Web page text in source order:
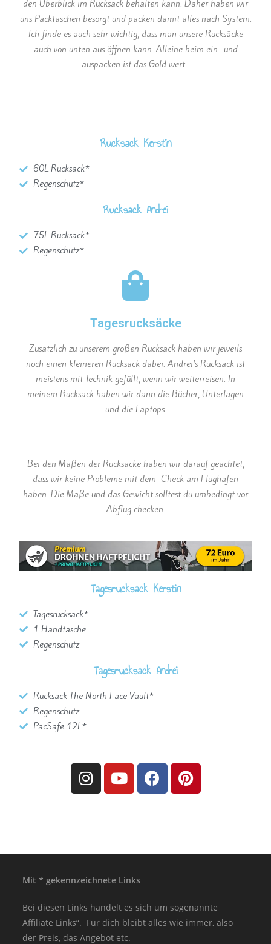
den Überblick im Rucksack behalten kann. Daher haben wir
uns Packtaschen besorgt und packen damit alles nach System.
Ich finde es auch sehr wichtig, dass man unsere Rucksäcke
auch von unten aus öffnen kann. Alleine beim ein- und
auspacken ist das Gold wert.
Rucksack Kerstin
60L Rucksack*
Regenschutz*
Rucksack Andrei
75L Rucksack*
Regenschutz*
Tagesrucksäcke
Zusätzlich zu unserem großen Rucksack haben wir jeweils
noch einen kleineren Rucksack dabei. Andrei’s Rucksack ist
meistens mit Technik gefüllt, wenn wir weiterreisen. In
meinem Rucksack haben wir dann die Bücher, Unterlagen
und die Laptops.
Bei den Maßen der Rucksäcke haben wir darauf geachtet,
dass wir keine Probleme mit dem Check am Flughafen
haben. Die Maße und das Gewicht solltest du umbedingt vor
Abflug checken.
Tagesrucksack Kerstin
Tagesrucksack*
1 Handtasche
Regenschutz
Tagesrucksack Andrei
Rucksack The North Face Vault*
Regenschutz
PacSafe 12L*
Mit * gekennzeichnete Links
Bei diesen Links handelt es sich um sogenannte
Affiliate Links“. Für dich bleibt alles wie immer, also
der Preis, das Angebot etc.